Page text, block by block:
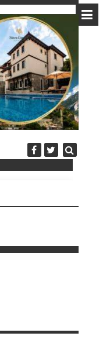
Diplomatija po